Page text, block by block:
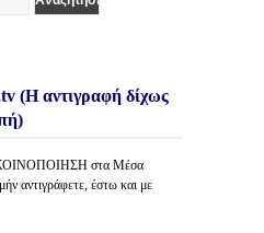
(Η αντιγραφή δίχως
ΚΟΙΝΟΠΟΙΗΣΗ στα Μέσα
αντιγράφετε, έστω και με